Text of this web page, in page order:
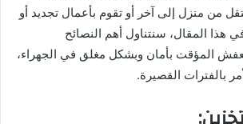
من منزل إلى آخر أو تقوم بأعمال تجديد أو
هذا المقال، سنتناول أهم النصائح
المؤقت بأمان وبشكل مغلق في الجهراء،
بالفترات القصيرة.